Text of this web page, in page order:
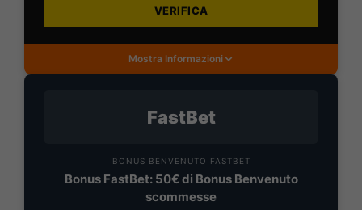
VERIFICA
Mostra Informazioni
FastBet
BONUS BENVENUTO FASTBET
Bonus FastBet: 50€ di Bonus Benvenuto
scommesse